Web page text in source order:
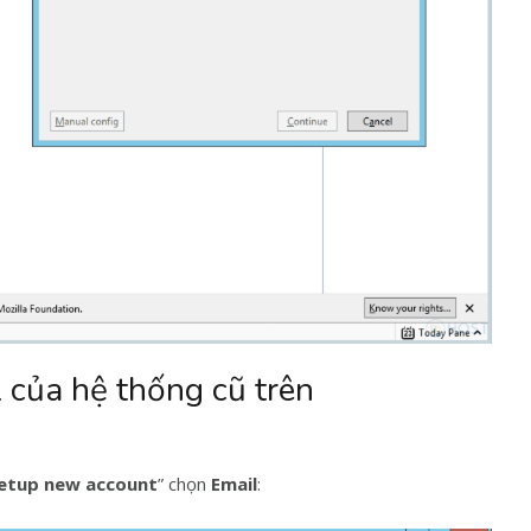
hệ thống cũ trên
new account” chọn Email: